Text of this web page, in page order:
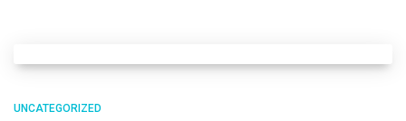
UNCATEGORIZED